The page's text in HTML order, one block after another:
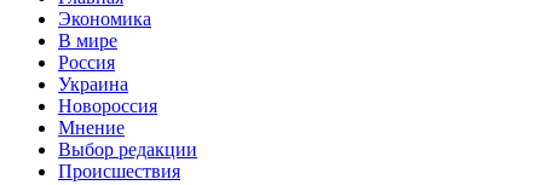
Экономика
В мире
Россия
Украина
Новороссия
Мнение
Выбор редакции
Происшествия